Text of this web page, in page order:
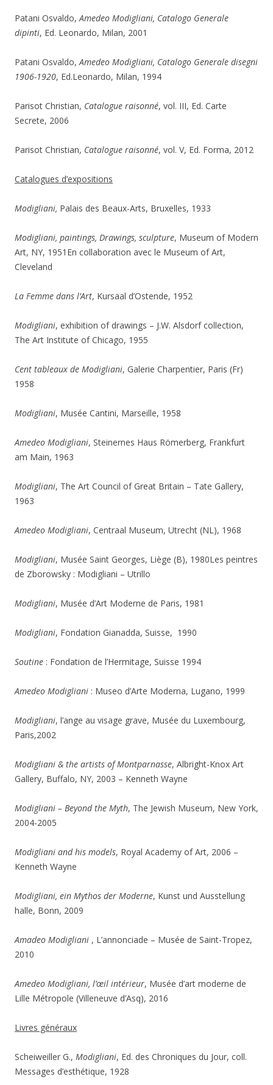
Patani Osvaldo,Amedeo Modigliani, Catalogo Generale
dipinti, Ed. Leonardo, Milan, 2001
Patani Osvaldo,Amedeo Modigliani, Catalogo Generale disegni
1906-1920, Ed.Leonardo, Milan, 1994
Parisot Christian, Catalogue raisonné, vol. III, Ed. Carte
Secrete, 2006
Parisot Christian, Catalogue raisonné, vol. V, Ed. Forma, 2012
Catalogues d’expositions
Modigliani, Palais des Beaux-Arts, Bruxelles, 1933
Modigliani, paintings, Drawings, sculpture, Museum of Modern
Art, NY, 1951En collaboration avec le Museum of Art,
Cleveland
La Femme dans l’Art, Kursaal d’Ostende, 1952
Modigliani, exhibition of drawings – J.W. Alsdorf collection,
The Art Institute of Chicago, 1955
Cent tableaux de Modigliani, Galerie Charpentier, Paris (Fr)
1958
Modigliani, Musée Cantini, Marseille, 1958
Amedeo Modigliani, Steinernes Haus Römerberg, Frankfurt
am Main, 1963
Modigliani, The Art Council of Great Britain – Tate Gallery,
1963
Amedeo Modigliani, Centraal Museum, Utrecht (NL), 1968
Modigliani, Musée Saint Georges, Liège (B), 1980Les peintres
de Zborowsky : Modigliani – Utrillo
Modigliani, Musée d’Art Moderne de Paris, 1981
Modigliani, Fondation Gianadda, Suisse, 1990
Soutine : Fondation de l’Hermitage, Suisse 1994
Amedeo Modigliani : Museo d’Arte Moderna, Lugano, 1999
Modigliani, l’ange au visage grave, Musée du Luxembourg,
Paris,2002
Modigliani & the artists of Montparnasse, Albright-Knox Art
Gallery, Buffalo, NY, 2003 – Kenneth Wayne
Modigliani – Beyond the Myth, The Jewish Museum, New York,
2004-2005
Modigliani and his models, Royal Academy of Art, 2006 –
Kenneth Wayne
Modigliani, ein Mythos der Moderne, Kunst und Ausstellung
halle, Bonn, 2009
Amadeo Modigliani , L’annonciade – Musée de Saint-Tropez,
2010
Amedeo Modigliani, l’œil intérieur, Musée d’art moderne de
Lille Métropole (Villeneuve d’Asq), 2016
Livres généraux
Scheiweiller G., Modigliani, Ed. des Chroniques du Jour, coll.
Messages d’esthétique, 1928